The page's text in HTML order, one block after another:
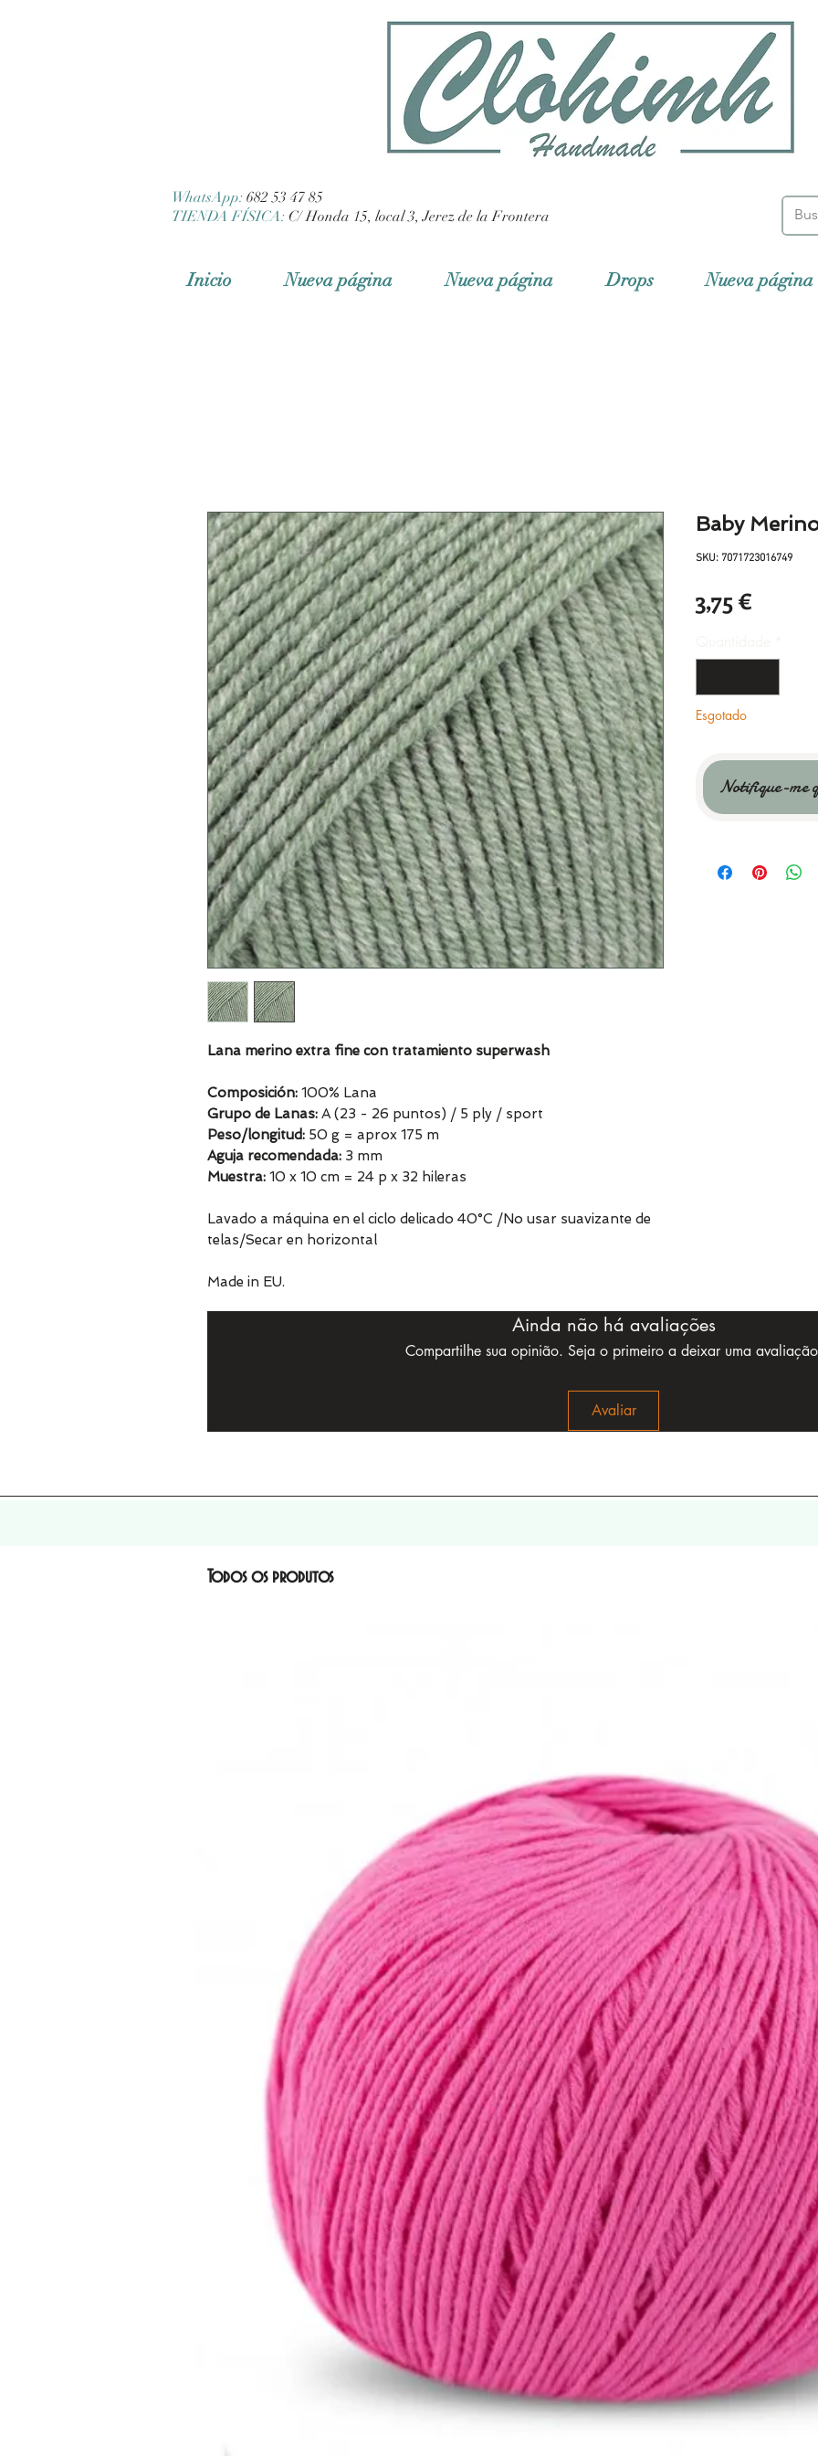
WhatsApp: 682 53 47 85
TIENDA FÍSICA: C/ Honda 15, local 3, Jerez de la Frontera
Inicio Nueva página Nueva página Drops Nueva página
Lana merino extra fine con tratamiento superwash
Composición: 100% Lana
Grupo de Lanas: A (23 - 26 puntos) / 5 ply / sport
Peso/longitud: 50 g = aprox 175 m
Aguja recomendada: 3 mm
Muestra: 10 x 10 cm = 24 p x 32 hileras
Lavado a máquina en el ciclo delicado 40°C /No usar suavizante de
telas/Secar en horizontal
Made in EU.
Baby
SKU: 7071723016749
3,75 €
Esgotado
Notifique-me
Ainda não há avaliações
Compartilhe sua opinião. Seja o primeiro a deixar uma
Avaliar
Todos os produtos